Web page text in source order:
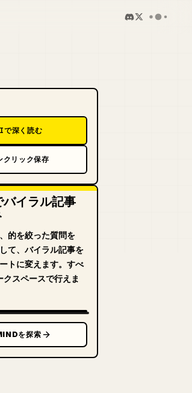
で深く読む
クリック保存
イラル記事
的を絞った質問を
て、バイラル記事を
トに変えます。すべ
スペースで行えま
を探索